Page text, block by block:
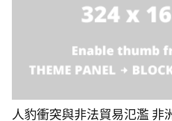
人豹衝突與非法貿易氾濫 非